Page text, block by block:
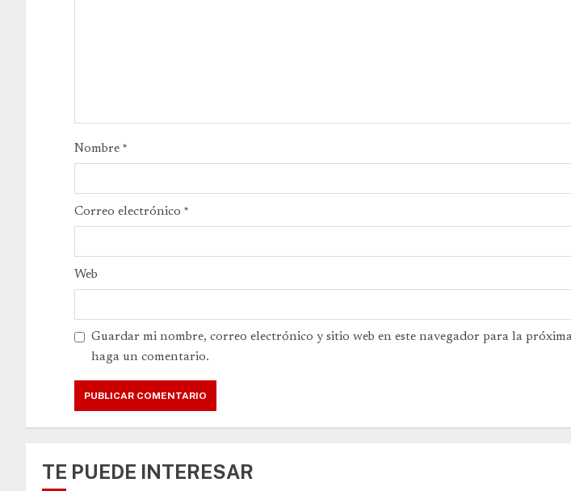
Nombre *
Correo electrónico *
Web
Guardar mi nombre, correo electrónico y sitio web en este navegador para la
haga un comentario.
TE PUEDE INTERESAR